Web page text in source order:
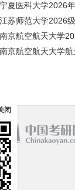
宁夏医科大学2026
江苏师范大学2026
南京航空航天大学
南京航空航天大学
闭